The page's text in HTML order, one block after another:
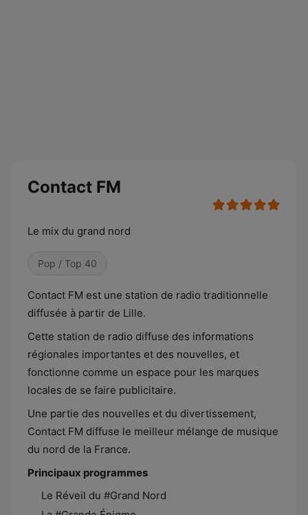
Contact FM
Le mix du grand nord
Pop / Top 40
Contact FM est une station de radio traditionnelle
diffusée à partir de Lille.
Cette station de radio diffuse des informations
régionales importantes et des nouvelles, et
fonctionne comme un espace pour les marques
locales de se faire publicitaire.
Une partie des nouvelles et du divertissement,
Contact FM diffuse le meilleur mélange de musique
du nord de la France.
Principaux programmes
Le Réveil du #Grand Nord